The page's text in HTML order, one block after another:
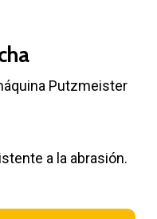
Putzmeister
a la abrasión.